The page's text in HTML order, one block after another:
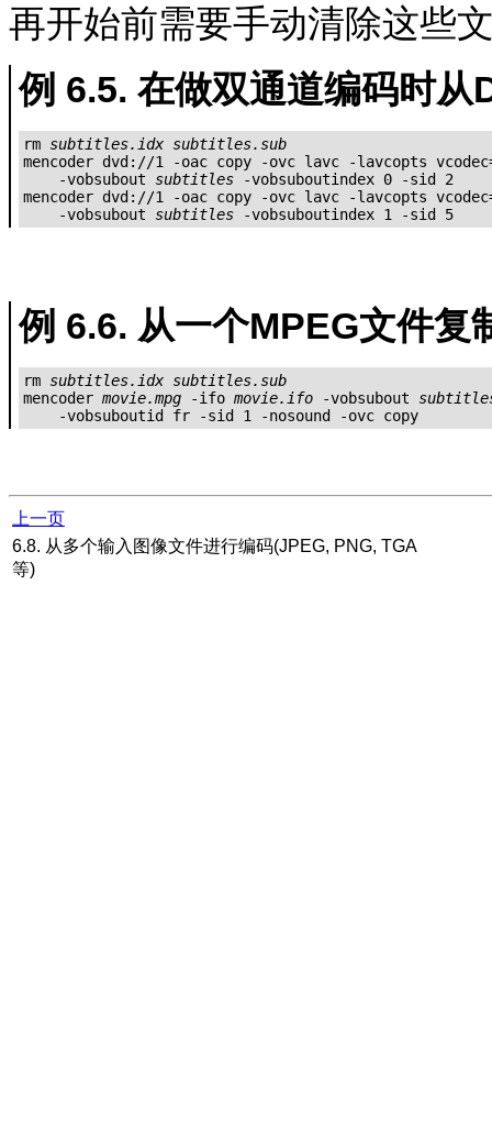
再开始前需要手动清除这些
例 6.5. 在做双通道编码时从
rm subtitles.idx subtitles.sub
mencoder dvd://1 -oac copy -ovc lavc -lavcopts
    -vobsubout
subtitles -vobsuboutindex 0 -sid 2
mencoder dvd://1 -oac copy -ovc lavc -lavcopts
    -vobsubout
subtitles -vobsuboutindex 1 -sid 5
例 6.6. 从一个MPEG文件复
rm subtitles.idx subtitles.sub
mencoder movie.mpg -ifo movie.ifo -vobsubout
上一页
6.8. 从多个输入图像文件进行编码(JPEG, PNG, TGA
等)